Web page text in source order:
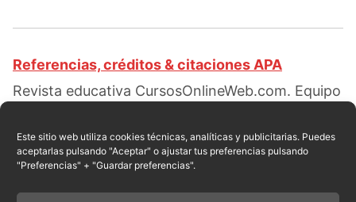
Este sitio web utiliza cookies técnicas, analíticas y publicitarias. Puedes
aceptarlas pulsando "Aceptar" o ajustar tus preferencias pulsando
"Preferencias" + "Guardar preferencias".
Referencias, créditos & citaciones APA
Revista educativa CursosOnlineWeb.com. Equipo
Damasco. Escrito por:Bencosme Nolalo
Dominic. Obtenido en fecha 08, 2026, desde el
https://cursosonlineweb.com/acero-
de-damasco.html